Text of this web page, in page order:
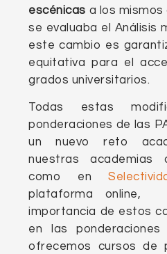
escénicas a los
se evaluaba el Análisis
este cambio es
equitativa para el
grados universitarios.
Todas estas
ponderaciones de las
un nuevo reto
nuestras academias
como en
plataforma
importancia de estos
en las
ofrecemos cursos de